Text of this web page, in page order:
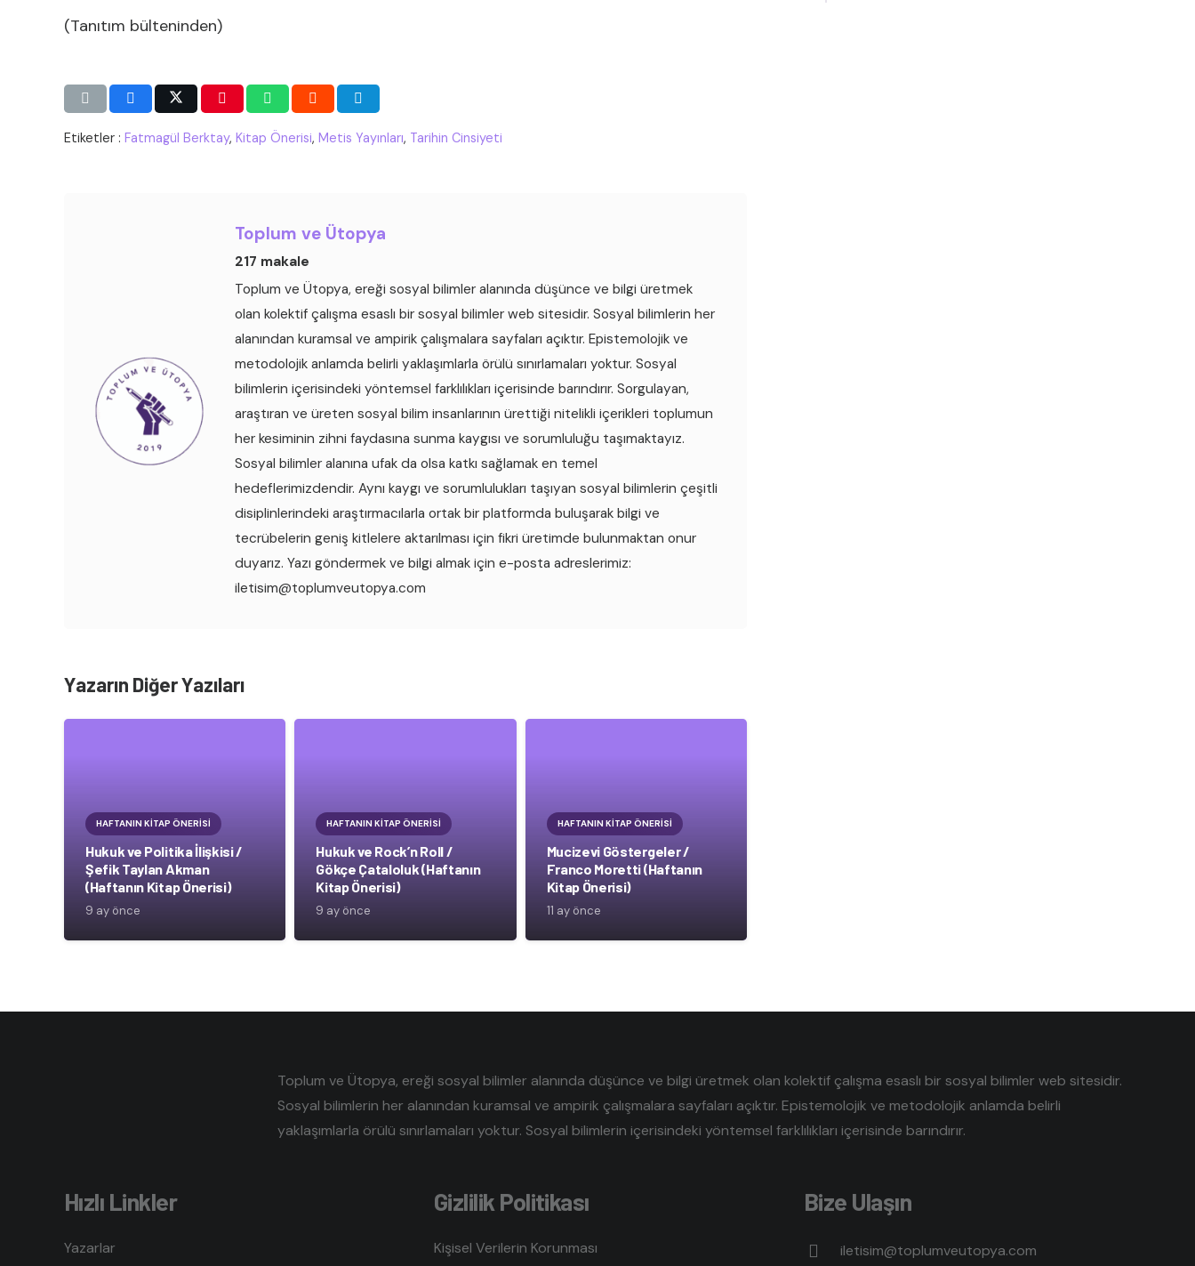
(Tanıtım bülteninden)
Etiketler : Fatmagül Berktay, Kitap Önerisi, Metis Yayınları, Tarihin Cinsiyeti
Toplum ve Ütopya
217 makale
Toplum ve Ütopya, ereği sosyal bilimler alanında düşünce ve bilgi üretmek
olan kolektif çalışma esaslı bir sosyal bilimler web sitesidir. Sosyal bilimlerin her
alanından kuramsal ve ampirik çalışmalara sayfaları açıktır. Epistemolojik ve
metodolojik anlamda belirli yaklaşımlarla örülü sınırlamaları yoktur. Sosyal
bilimlerin içerisindeki yöntemsel farklılıkları içerisinde barındırır. Sorgulayan,
araştıran ve üreten sosyal bilim insanlarının ürettiği nitelikli içerikleri toplumun
her kesiminin zihni faydasına sunma kaygısı ve sorumluluğu taşımaktayız.
Sosyal bilimler alanına ufak da olsa katkı sağlamak en temel
hedeflerimizdendir. Aynı kaygı ve sorumlulukları taşıyan sosyal bilimlerin çeşitli
disiplinlerindeki araştırmacılarla ortak bir platformda buluşarak bilgi ve
tecrübelerin geniş kitlelere aktarılması için fikri üretimde bulunmaktan onur
duyarız. Yazı göndermek ve bilgi almak için e-posta adreslerimiz:
iletisim@toplumveutopya.com
Yazarın Diğer Yazıları
HAFTANIN KITAP ÖNERISI
Hukuk ve Politika İlişkisi /
Şefik Taylan Akman
(Haftanın Kitap Önerisi)
9 ay önce
HAFTANIN KITAP ÖNERISI
Hukuk ve Rock’n Roll /
Gökçe Çataloluk (Haftanın
Kitap Önerisi)
9 ay önce
HAFTANIN KITAP ÖNERISI
Mucizevi Göstergeler /
Franco Moretti (Haftanın
Kitap Önerisi)
11 ay önce
Toplum ve Ütopya, ereği sosyal bilimler alanında düşünce ve bilgi üretmek olan kolektif çalışma esaslı bir sosyal bilimler web sitesidir.
Sosyal bilimlerin her alanından kuramsal ve ampirik çalışmalara sayfaları açıktır. Epistemolojik ve metodolojik anlamda belirli
yaklaşımlarla örülü sınırlamaları yoktur. Sosyal bilimlerin içerisindeki yöntemsel farklılıkları içerisinde barındırır.
Hızlı Linkler
Yazarlar
Gizlilik Politikası
Kişisel Verilerin Korunması
Bize Ulaşın
iletisim@toplumveutopya.com